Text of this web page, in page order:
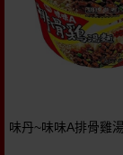
味丹~味味A排骨雞